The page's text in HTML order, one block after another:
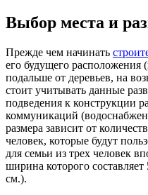
Выбор места и
Прежде чем начинать
его будущего расположения
подальше от деревьев, на
стоит учитывать данные
подведения к конструкции
коммуникаций
размера зависит от
человек, которые будут
для семьи из трех человек
ширина которого
см.).